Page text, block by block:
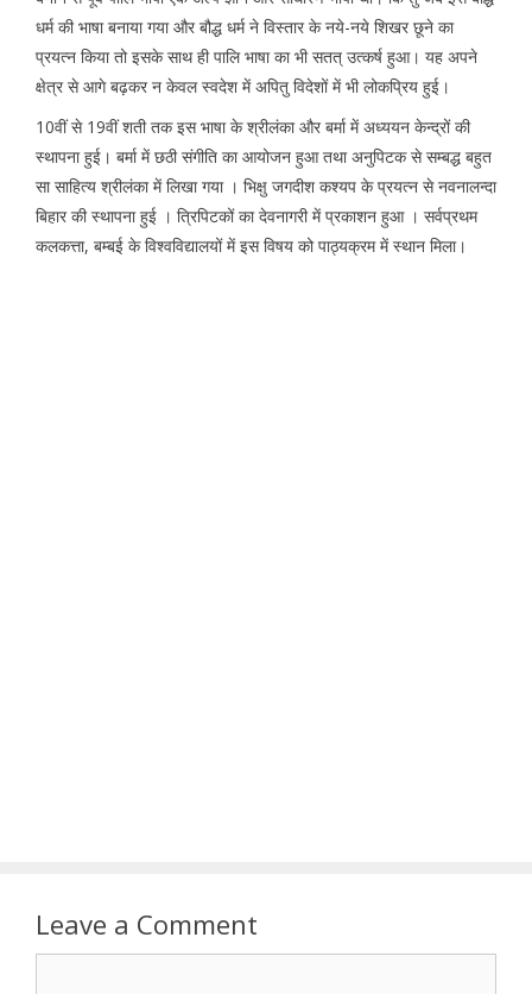
धर्म की भाषा बनाया गया और बौद्ध धर्म ने विस्तार के नये-नये शिखर छूने का
प्रयत्न किया तो इसके साथ ही पालि भाषा का भी सतत् उत्कर्ष हुआ। यह अपने
क्षेत्र से आगे बढ़कर न केवल स्वदेश में अपितु विदेशों में भी लोकप्रिय हुई।
10वीं से 19वीं शती तक इस भाषा के श्रीलंका और बर्मा में अध्ययन केन्द्रों की
स्थापना हुई। बर्मा में छठी संगीति का आयोजन हुआ तथा अनुपिटक से सम्बद्ध बहुत
सा साहित्य श्रीलंका में लिखा गया । भिक्षु जगदीश कश्यप के प्रयत्न से नवनालन्दा
बिहार की स्थापना हुई । त्रिपिटकों का देवनागरी में प्रकाशन हुआ । सर्वप्रथम
कलकत्ता, बम्बई के विश्वविद्यालयों में इस विषय को पाठ्यक्रम में स्थान मिला।
Leave a Comment